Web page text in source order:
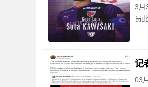
3月
员
记
03